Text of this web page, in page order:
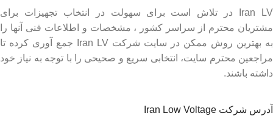
Iran LV در تلاش است برای سهولت در انتخاب تجهیزات برای
مشتریان محترم از سراسر کشور ، مشخصات و اطلاعات فنی آنها را
به بهترین روش ممکن در سایت شرکت Iran LV جمع آوری کرده تا
مراجعین محترم سایت، انتخابی سریع و صحیحی را با توجه به نیاز خود
داشته باشند.
آدرس شرکت Iran Low Voltage